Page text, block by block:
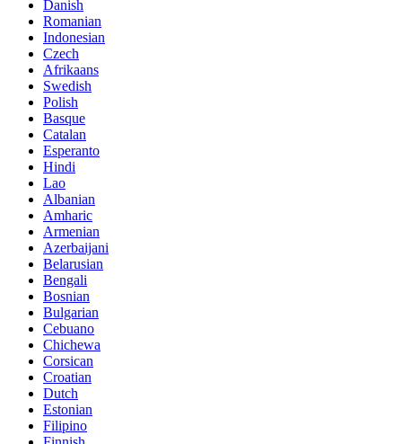
Danish
Romanian
Indonesian
Czech
Afrikaans
Swedish
Polish
Basque
Catalan
Esperanto
Hindi
Lao
Albanian
Amharic
Armenian
Azerbaijani
Belarusian
Bengali
Bosnian
Bulgarian
Cebuano
Chichewa
Corsican
Croatian
Dutch
Estonian
Filipino